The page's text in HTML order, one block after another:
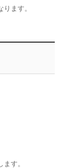
ります。
す。